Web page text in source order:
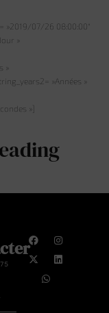
»2019/07/26 08:00:00″
»
»
»Années »
»]